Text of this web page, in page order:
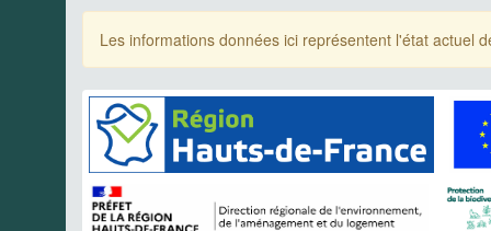
Les informations données ici représentent l'état actuel